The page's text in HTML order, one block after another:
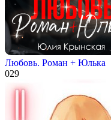
Любовь. Роман + Юлька
029